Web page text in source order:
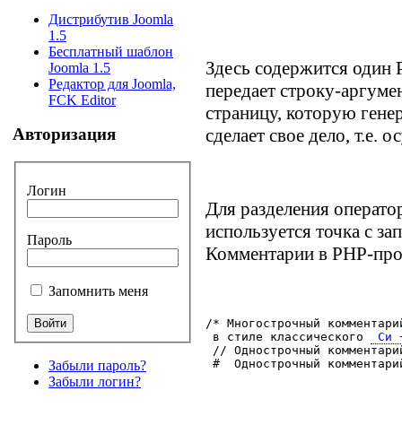
Дистрибутив Joomla
1.5
Бесплатный шаблон
Joomla 1.5
Редактор для Joomla,
FCK Editor
Авторизация
Логин
Пароль
Запомнить меня
Забыли пароль?
Забыли логин?
Здесь содержится один
передает строку-
страницу, которую
сделает свое дело, т.е.
Для разделения
используется точка с
Комментарии в PHP-
/* Многострочный
в стиле классического
Си
// Однострочный
#  Однострочный